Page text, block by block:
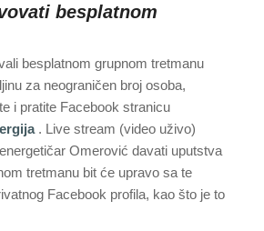
besplatnom
besplatnom grupnom tretmanu
za neograničen broj osoba,
i pratite Facebook stranicu
. Live stream (video uživo)
Omerović davati uputstva
tretmanu bit će upravo sa te
Facebook profila, kao što je to